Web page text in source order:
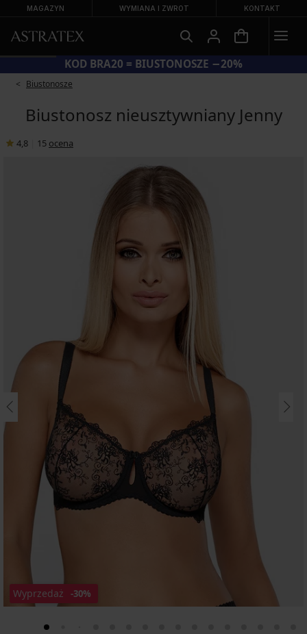
MAGAZYN WYMIANA I ZWROT KONTAKT
KOD BRA20 = BIUSTONOSZE −20%
Biustonosze
Biustonosz nieusztywniany Jenny
4,8 15 ocena
Wyprzedaż -30%